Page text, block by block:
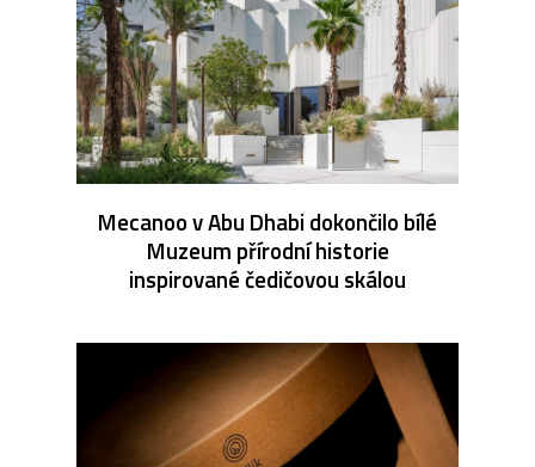
Mecanoo v Abu Dhabi dokončilo bílé
Muzeum přírodní historie
inspirované čedičovou skálou